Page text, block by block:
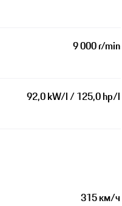
9 000 r/min
92,0 kW/l / 125,0 hp/l
315 км/ч